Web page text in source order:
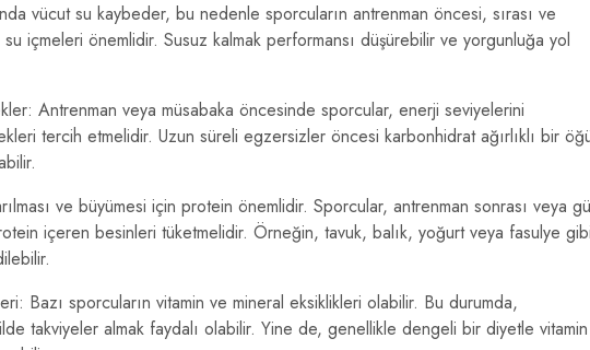
vücut su kaybeder, bu nedenle sporcuların antrenman öncesi, sırası ve
içmeleri önemlidir. Susuz kalmak performansı düşürebilir ve yorgunluğa yol
Antrenman veya müsabaka öncesinde sporcular, enerji seviyelerini
tercih etmelidir. Uzun süreli egzersizler öncesi karbonhidrat ağırlıklı bir
ve büyümesi için protein önemlidir. Sporcular, antrenman sonrası veya
içeren besinleri tüketmelidir. Örneğin, tavuk, balık, yoğurt veya fasulye
Bazı sporcuların vitamin ve mineral eksiklikleri olabilir. Bu durumda,
takviyeler almak faydalı olabilir. Yine de, genellikle dengeli bir diyetle vitamin